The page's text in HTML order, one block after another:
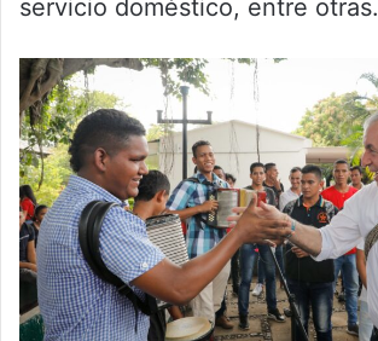
servicio doméstico, entre otras.